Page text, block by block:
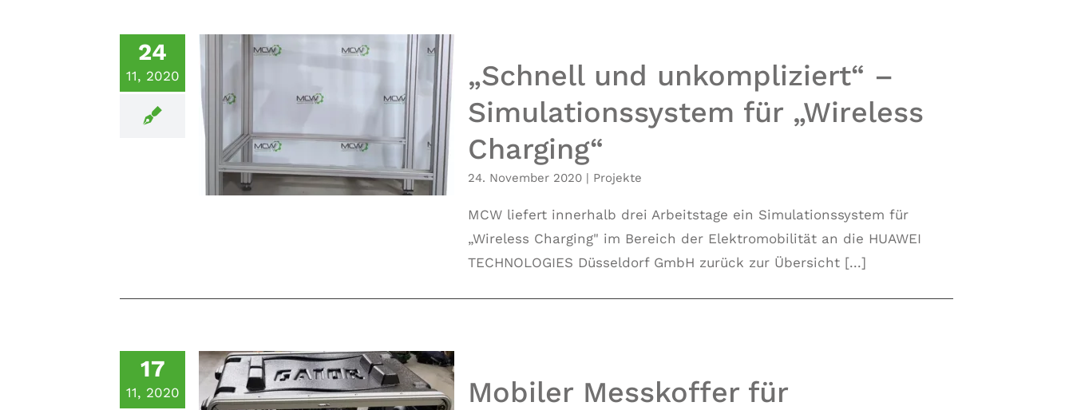
24
11, 2020
„Schnell und unkompliziert“ –
Simulationssystem für „Wireless
Charging“
„Schnell und unkompliziert“ –
Simulationssystem für „Wireless
Charging“
24. November 2020 | Projekte
MCW liefert innerhalb drei Arbeitstage ein Simulationssystem für
„Wireless Charging" im Bereich der Elektromobilität an die HUAWEI
TECHNOLOGIES Düsseldorf GmbH zurück zur Übersicht [...]
17
11, 2020
Mobiler Messkoffer für